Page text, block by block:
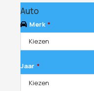
Auto
Merk *
Kiezen
Jaar *
Kiezen